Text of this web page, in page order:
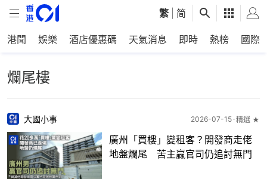
繁 简
港聞 娛樂 酒店優惠碼 天氣消息 即時 熱榜 國際
爛尾樓
大國小事 2026-07-15 精選 ★
廣州「買樓」變租客？開發商走佬
地盤爛尾 苦主贏官司仍追討無門